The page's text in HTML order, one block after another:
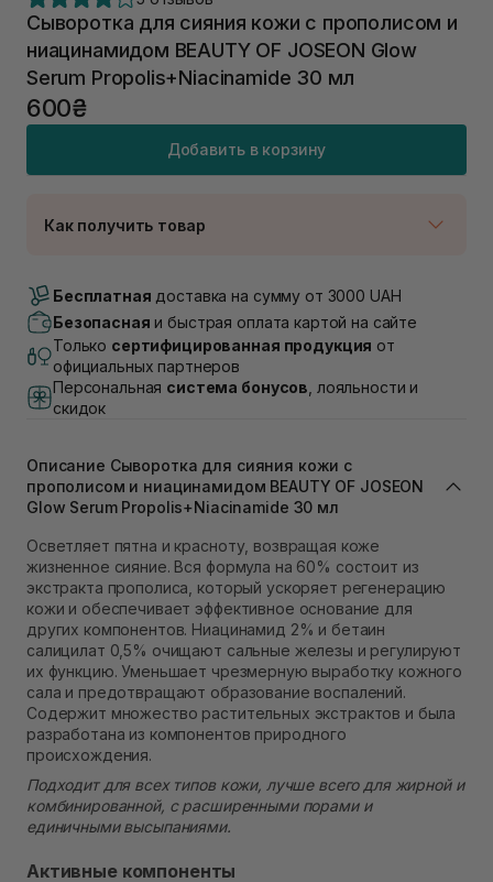
Сыворотка для сияния кожи с прополисом и
ниацинамидом BEAUTY OF JOSEON Glow
Serum Propolis+Niacinamide 30 мл
600₴
Добавить в корзину
Как получить товар
Нет в наличии!
Самовывоз г. Луцк, Винниченка 4
Самовывоз г. Львов, ул. Академика Подстригача,
1В (Duck's Lake)
Нет в наличии!
Самовывоз Львов (Ивана Франко 36)
Самовывоз г. Львов ул. Степана Бандеры 43
В наличии
Самовывоз Ровно
Самовывоз г. Ровно, ул. Кулика и Гудачека 23 (ТЦ
Экватор)
Нет в наличии!
Бесплатная доставка на сумму от 3000 UAH
Безопасная и быстрая оплата картой на сайте
Только сертифицированная продукция от
официальных партнеров
Персональная система бонусов , лояльности и
скидок
Описание Сыворотка для сияния кожи с
прополисом и ниацинамидом BEAUTY OF JOSEON
Glow Serum Propolis+Niacinamide 30 мл
Осветляет пятна и красноту, возвращая коже
жизненное сияние. Вся формула на 60% состоит из
экстракта прополиса, который ускоряет регенерацию
кожи и обеспечивает эффективное основание для
других компонентов. Ниацинамид 2% и бетаин
салицилат 0,5% очищают сальные железы и регулируют
их функцию. Уменьшает чрезмерную выработку кожного
сала и предотвращают образование воспалений.
Содержит множество растительных экстрактов и была
разработана из компонентов природного
происхождения.
Подходит для всех типов кожи, лучше всего для жирной и
комбинированной, с расширенными порами и
единичными высыпаниями.
Активные компоненты